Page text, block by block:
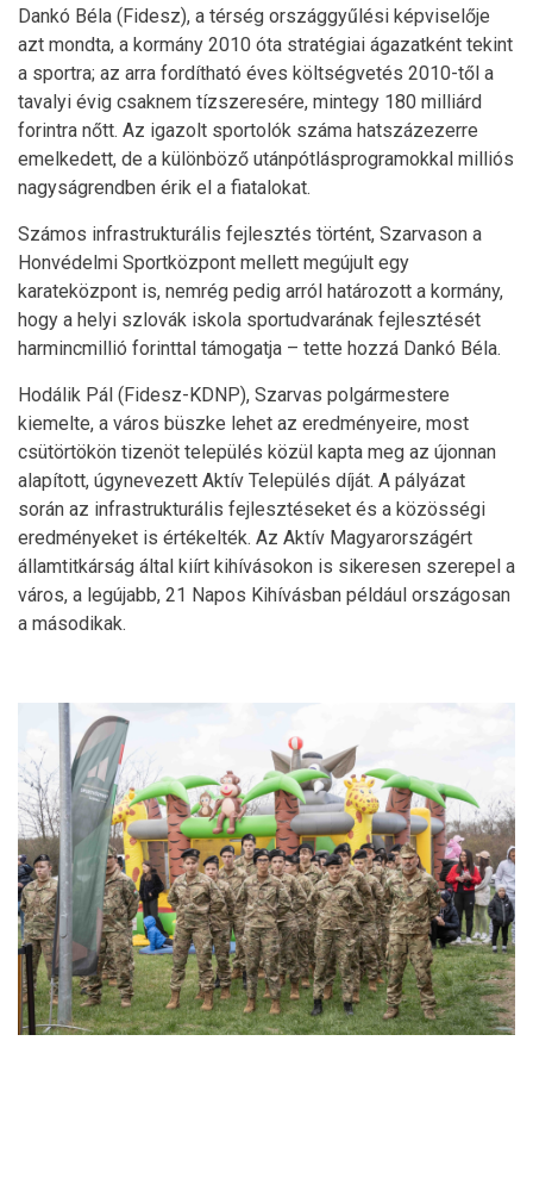
Dankó Béla (Fidesz), a térség országgyűlési képviselője
azt mondta, a kormány 2010 óta stratégiai ágazatként tekint
a sportra; az arra fordítható éves költségvetés 2010-től a
tavalyi évig csaknem tízszeresére, mintegy 180 milliárd
forintra nőtt. Az igazolt sportolók száma hatszázezerre
emelkedett, de a különböző utánpótlásprogramokkal milliós
nagyságrendben érik el a fiatalokat.
Számos infrastrukturális fejlesztés történt, Szarvason a
Honvédelmi Sportközpont mellett megújult egy
karateközpont is, nemrég pedig arról határozott a kormány,
hogy a helyi szlovák iskola sportudvarának fejlesztését
harmincmillió forinttal támogatja – tette hozzá Dankó Béla.
Hodálik Pál (Fidesz-KDNP), Szarvas polgármestere
kiemelte, a város büszke lehet az eredményeire, most
csütörtökön tizenöt település közül kapta meg az újonnan
alapított, úgynevezett Aktív Település díját. A pályázat
során az infrastrukturális fejlesztéseket és a közösségi
eredményeket is értékelték. Az Aktív Magyarországért
államtitkárság által kiírt kihívásokon is sikeresen szerepel a
város, a legújabb, 21 Napos Kihívásban például országosan
a másodikak.